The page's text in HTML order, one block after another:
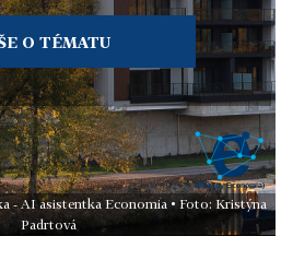
O TÉMATU
- AI asistentka Economia • Foto: Kristýna
Padrtová